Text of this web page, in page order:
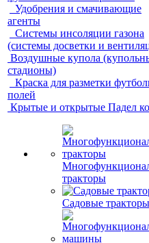
Удобрения и смачивающие
агенты
Системы инсоляции газона
(системы досветки и
Воздушные купола
стадионы)
Краска для разметки
полей
Крытые и открытые Падел
тракторы
Садовые тракторы